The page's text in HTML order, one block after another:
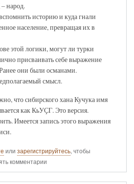
народ.
историю и куда гнали
население, превращая их в
этой логики, могут ли турки
присваивать себе выражение
они были османами.
смысл.
что сибирского хана Кучука имя
как КьУҪГ. Это версия.
Имеется запись этого выражения
или зарегистрируйтесь, чтобы
комментарии